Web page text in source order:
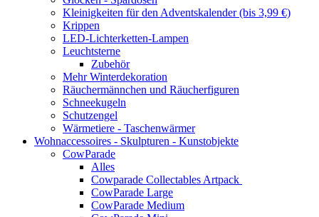
Kleinigkeiten für den Adventskalender (bis 3,99 €)
Krippen
LED-Lichterketten-Lampen
Leuchtsterne
Zubehör
Mehr Winterdekoration
Räuchermännchen und Räucherfiguren
Schneekugeln
Schutzengel
Wärmetiere - Taschenwärmer
Wohnaccessoires - Skulpturen - Kunstobjekte
CowParade
Alles
Cowparade Collectables Artpack
CowParade Large
CowParade Medium